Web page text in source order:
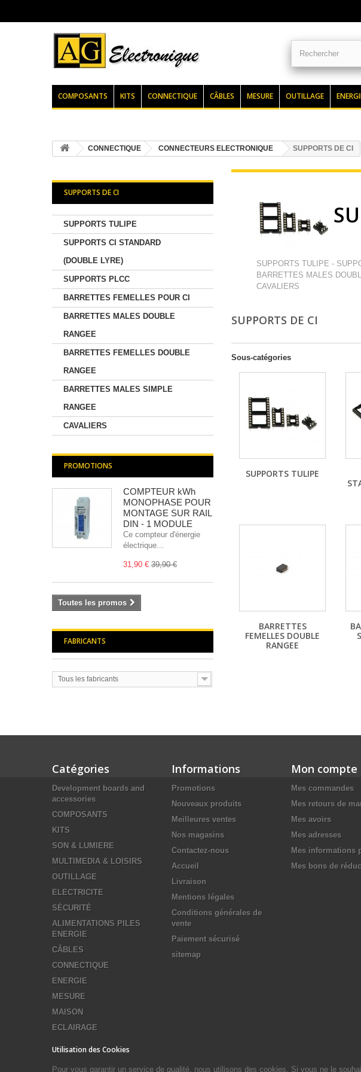
COMPOSANTS KITS CONNECTIQUE CÂBLES MESURE OUTILLAGE
CONNECTIQUE CONNECTEURS ELECTRONIQUE SUPPORTS DE CI
SUPPORTS DE CI
SUPPORTS TULIPE
SUPPORTS CI STANDARD
(DOUBLE LYRE)
SUPPORTS PLCC
BARRETTES FEMELLES POUR CI
BARRETTES MALES DOUBLE
RANGEE
BARRETTES FEMELLES DOUBLE
RANGEE
BARRETTES MALES SIMPLE
RANGEE
CAVALIERS
PROMOTIONS
COMPTEUR kWh
MONOPHASE POUR
MONTAGE SUR RAIL
DIN - 1 MODULE
Ce compteur d'énergie
électrique...
31,90 € 39,90 €
Toutes les promos
FABRICANTS
Tous les fabricants
SUPPORTS TULIPE -
BARRETTES MALES
CAVALIERS
SUPPORTS DE CI
Sous-catégories
SUPPORTS TULIPE
BARRETTES
FEMELLES DOUBLE
RANGEE
Catégories
Development boards and
accessories
COMPOSANTS
KITS
SON & LUMIERE
MULTIMEDIA & LOISIRS
OUTILLAGE
ELECTRICITE
SÉCURITÉ
ALIMENTATIONS PILES
ENERGIE
CÂBLES
CONNECTIQUE
ENERGIE
MESURE
MAISON
ECLAIRAGE
Informations
Promotions
Nouveaux produits
Meilleures ventes
Nos magasins
Contactez-nous
Accueil
Livraison
Mentions légales
Conditions générales de
vente
Paiement sécurisé
sitemap
Mon compte
Mes commandes
Mes retours de
Mes avoirs
Mes adresses
Mes informations
Mes bons de
Utilisation des Cookies
Pour vous garantir un service de qualité, nous utilisons des cookies. Si vous ne le